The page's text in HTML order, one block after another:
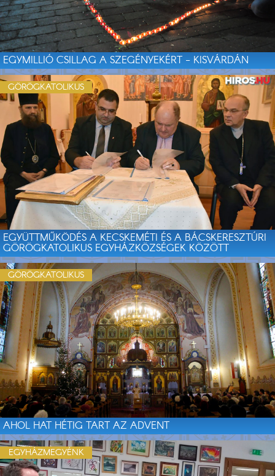
EGYMILLIÓ CSILLAG A SZEGÉNYEKÉRT - KISVÁRDÁN
EGYÜTTMŰKÖDÉS A KECSKEMÉTI ÉS A BÁCSKERESZTÚRI
GÖRÖGKATOLIKUS EGYHÁZKÖZSÉGEK KÖZÖTT
GÖRÖGKATOLIKUS
AHOL HAT HÉTIG TART AZ ADVENT
GÖRÖGKATOLIKUS
EGYHÁZMEGYÉNK